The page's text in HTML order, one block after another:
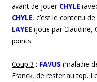
avant de jouer CHYLE
CHYLE, c’est le contenu
LAYEE (joué par Claudine,
points.
Coup 3 : FAVUS (maladie
Franck, de rester au top.